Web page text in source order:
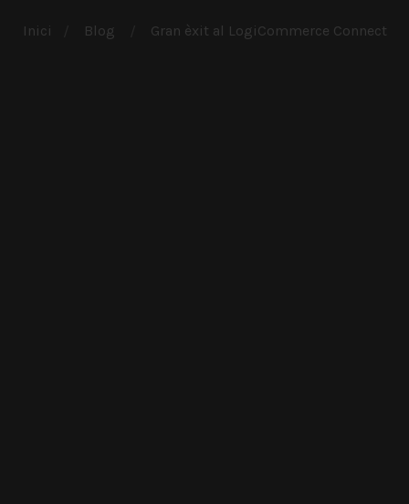
Inici Blog Gran èxit al LogiCommerce Connect